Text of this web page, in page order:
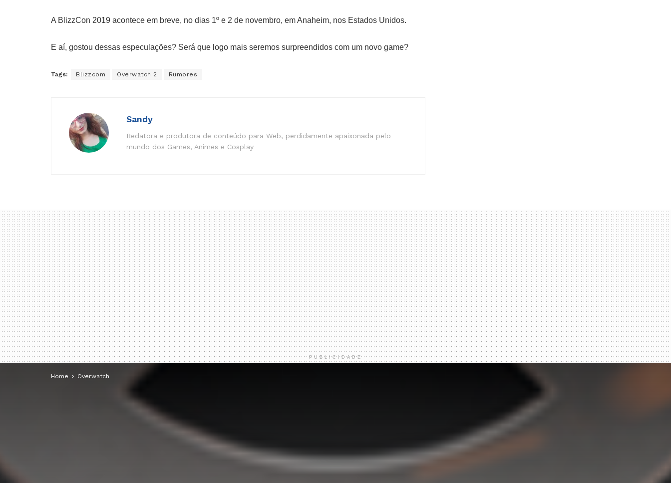
A BlizzCon 2019 acontece em breve, no dias 1º e 2 de novembro, em Anaheim, nos Estados Unidos.
E aí, gostou dessas especulações? Será que logo mais seremos surpreendidos com um novo game?
Tags: Blizzcom Overwatch 2 Rumores
Sandy
Redatora e produtora de conteúdo para Web, perdidamente apaixonada pelo
mundo dos Games, Animes e Cosplay
PUBLICIDADE
Home Overwatch